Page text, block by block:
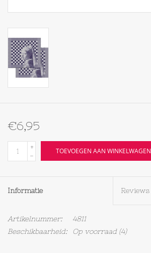
Food
Boeken
Textiel
Bakken
Hout
Olieflessen
€6,95
+
-
TOEVOEGEN AAN WINKELWAGEN
Informatie Reviews
Artikelnummer:
4811
Beschikbaarheid:
Op voorraad(4)